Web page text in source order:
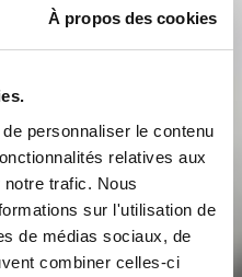
À propos des cookies
personnaliser le contenu
relatives aux
trafic. Nous
sur l'utilisation de
de médias sociaux, de
combiner celles-ci